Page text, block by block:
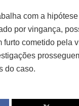
com a
por vingança,
furto cometido pela
do caso.